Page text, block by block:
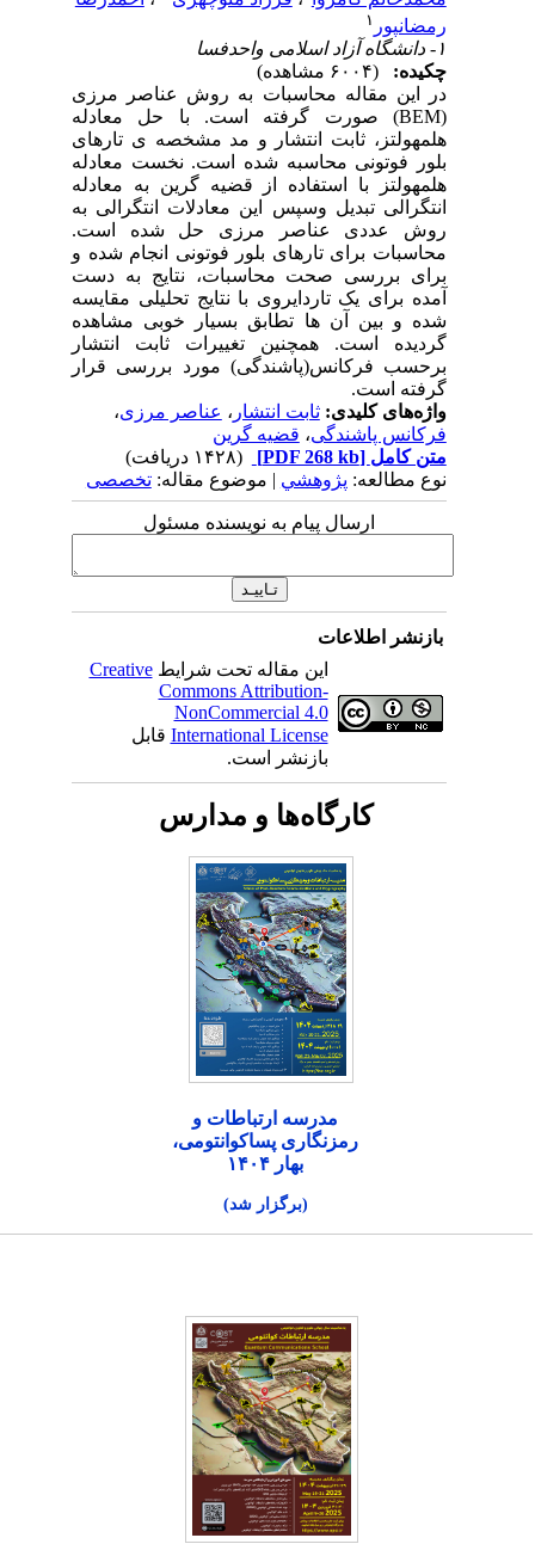
رمضانپور
چکیده:
در این مقاله محاسبات به روش عناصر مرزی
(BEM) صورت گرفته است. با حل معادله
هلمهولتز، ثابت انتشار و مد مشخصه ی تارهای
بلور فوتونی محاسبه شده است. نخست معادله
هلمهولتز با استفاده از قضیه گرین به معادله
انتگرالی تبدیل وسپس این معادلات انتگرالی به
روش عددی عناصر مرزی حل شده است.
محاسبات برای تارهای بلور فوتونی انجام شده و
برای بررسی صحت محاسبات، نتایج به دست
آمده برای یک تاردایروی با نتایج تحلیلی مقایسه
شده و بین آن ها تطابق بسیار خوبی مشاهده
گردیده است. همچنین تغییرات ثابت انتشار
برحسب فرکانس(پاشندگی) مورد بررسی قرار
گرفته است.
واژه‌های کلیدی:ثابت انتشار، عناصر مرزی،
فرکانس پاشندگی،قضیه گرین
متن کامل[PDF 268 kb]
نوع مطالعه:پژوهشي| موضوع مقاله:تخصصی
ارسال پیام به نویسنده مسئول
بازنشر اطلاعات
این مقاله تحت شرایطCreative
Commons Attribution-
NonCommercial 4.0
International Licenseقابل
بازنشر است.
کارگاه‌ها و مدارس
مدرسه ارتباطات و
رمزنگاری پساکوانتومی،
بهار ۱۴۰۴
(برگزار شد)